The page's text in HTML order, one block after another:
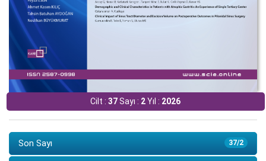
Cilt :37Sayı : 2Yıl : 2026
37/2
Son Sayı